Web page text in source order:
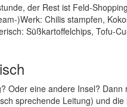
der Rest ist Feld-
)Werk: Chilis stampfen,
Süßkartoffelchips, Tofu-
Oder eine andere Insel?
sprechende Leitung) und